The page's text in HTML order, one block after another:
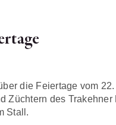
die Feiertage vom
Züchtern des
Stall.